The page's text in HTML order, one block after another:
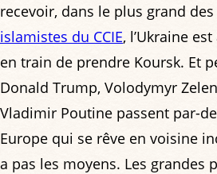
recevoir, dans le plus grand
islamistes du CCIE, l’Ukraine
en train de prendre Koursk. Et
Donald Trump, Volodymyr
Vladimir Poutine passent par-
Europe qui se rêve en voisine
a pas les moyens. Les grandes